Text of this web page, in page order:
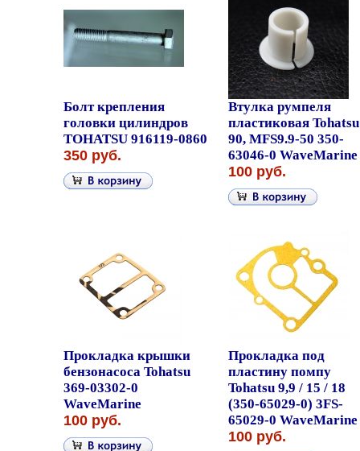
Болт крепления
головки цилиндров
TOHATSU 916119-0860
350 руб.
Втулка румпеля
пластиковая
90, MFS9.9-50 350-
63046-0 WaveMarine
100 руб.
Прокладка крышки
бензонасоса Tohatsu
369-03302-0
WaveMarine
100 руб.
Прокладка под
пластину помпу
Tohatsu 9,9 / 15 / 18
(350-65029-0) 3FS-
65029-0 WaveMarine
100 руб.